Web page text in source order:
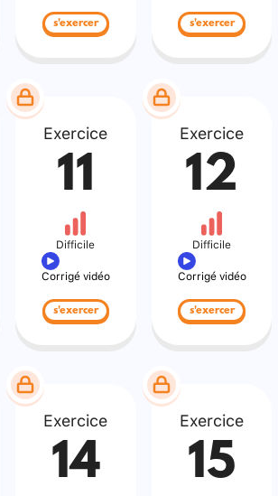
s'exercer s'exercer
Exercice
11
Difficile
Corrigé vidéo
s'exercer
Exercice
12
Difficile
Corrigé vidéo
s'exercer
Exercice
14
Exercice
15